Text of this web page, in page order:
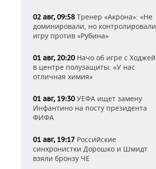
02 авг, 09:58 Тренер «Акрона»: «Не
доминировали, но контролировали
игру против «Рубина»
01 авг, 20:20Начо об игре с Ходжей
в центре полузащиты: «У нас
отличная химия»
01 авг, 19:30УЕФА ищет замену
Инфантино на посту президента
ФИФА
01 авг, 19:17 Российские
синхронистки Дорошко и Шмидт
взяли бронзу ЧЕ